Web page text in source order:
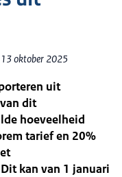
13 oktober 2025
uit
dit
hoeveelheid
tarief en 20%
kan van 1 januari